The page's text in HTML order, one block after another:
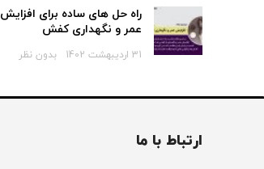
راه حل های ساده برای افزایش
عمر و نگهداری کفش
31 اردیبهشت 1402 بدون نظر
ارتباط با ما